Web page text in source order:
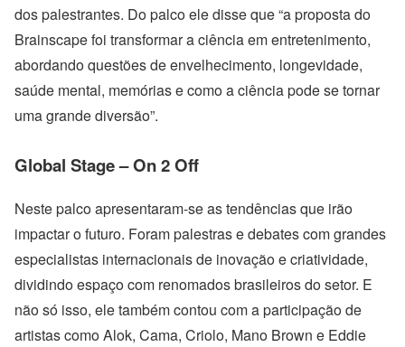
dos palestrantes. Do palco ele disse que “a proposta do
Brainscape foi transformar a ciência em entretenimento,
abordando questões de envelhecimento, longevidade,
saúde mental, memórias e como a ciência pode se tornar
uma grande diversão”.
Global Stage – On 2 Off
Neste palco apresentaram-se as tendências que irão
impactar o futuro. Foram palestras e debates com grandes
especialistas internacionais de inovação e criatividade,
dividindo espaço com renomados brasileiros do setor. E
não só isso, ele também contou com a participação de
artistas como Alok, Cama, Criolo, Mano Brown e Eddie